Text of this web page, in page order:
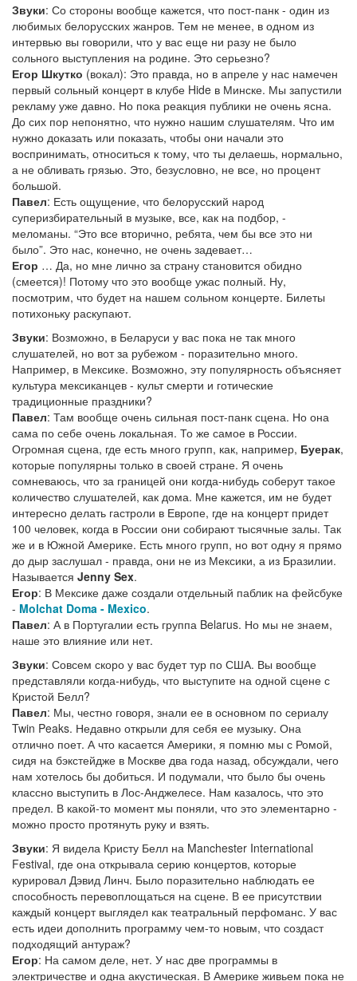
Звуки: Со стороны вообще кажется, что пост-панк - один из
любимых белорусских жанров. Тем не менее, в одном из
интервью вы говорили, что у вас еще ни разу не было
сольного выступления на родине. Это серьезно?
Егор Шкутко (вокал): Это правда, но в апреле у нас намечен
первый сольный концерт в клубе Hide в Минске. Мы запустили
рекламу уже давно. Но пока реакция публики не очень ясна.
До сих пор непонятно, что нужно нашим слушателям. Что им
нужно доказать или показать, чтобы они начали это
воспринимать, относиться к тому, что ты делаешь, нормально,
а не обливать грязью. Это, безусловно, не все, но процент
большой.
Павел: Есть ощущение, что белорусский народ
суперизбирательный в музыке, все, как на подбор, -
меломаны. “Это все вторично, ребята, чем бы все это ни
было”. Это нас, конечно, не очень задевает…
Егор … Да, но мне лично за страну становится обидно
(смеется)! Потому что это вообще ужас полный. Ну,
посмотрим, что будет на нашем сольном концерте. Билеты
потихоньку раскупают.
Звуки: Возможно, в Беларуси у вас пока не так много
слушателей, но вот за рубежом - поразительно много.
Например, в Мексике. Возможно, эту популярность объясняет
культура мексиканцев - культ смерти и готические
традиционные праздники?
Павел: Там вообще очень сильная пост-панк сцена. Но она
сама по себе очень локальная. То же самое в России.
Огромная сцена, где есть много групп, как, например, Буерак,
которые популярны только в своей стране. Я очень
сомневаюсь, что за границей они когда-нибудь соберут такое
количество слушателей, как дома. Мне кажется, им не будет
интересно делать гастроли в Европе, где на концерт придет
100 человек, когда в России они собирают тысячные залы. Так
же и в Южной Америке. Есть много групп, но вот одну я прямо
до дыр заслушал - правда, они не из Мексики, а из Бразилии.
Называется Jenny Sex.
Егор: В Мексике даже создали отдельный паблик на фейсбуке
- Molchat Doma - Mexico.
Павел: А в Португалии есть группа Belarus. Но мы не знаем,
наше это влияние или нет.
Звуки: Совсем скоро у вас будет тур по США. Вы вообще
представляли когда-нибудь, что выступите на одной сцене с
Кристой Белл?
Павел: Мы, честно говоря, знали ее в основном по сериалу
Twin Peaks. Недавно открыли для себя ее музыку. Она
отлично поет. А что касается Америки, я помню мы с Ромой,
сидя на бэкстейдже в Москве два года назад, обсуждали, чего
нам хотелось бы добиться. И подумали, что было бы очень
классно выступить в Лос-Анджелесе. Нам казалось, что это
предел. В какой-то момент мы поняли, что это элементарно -
можно просто протянуть руку и взять.
Звуки: Я видела Кристу Белл на Manchester International
Festival, где она открывала серию концертов, которые
курировал Дэвид Линч. Было поразительно наблюдать ее
способность перевоплощаться на сцене. В ее присутствии
каждый концерт выглядел как театральный перфоманс. У вас
есть идеи дополнить программу чем-то новым, что создаст
подходящий антураж?
Егор: На самом деле, нет. У нас две программы в
электричестве и одна акустическая. В Америке живьем пока не